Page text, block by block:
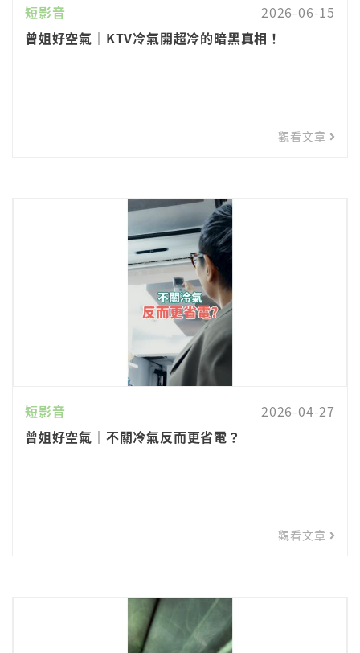
短影音
2026-06-15
曾姐好空氣｜KTV冷氣開超冷的暗黑真相！
觀看文章
短影音
2026-04-27
曾姐好空氣｜不關冷氣反而更省電？
觀看文章